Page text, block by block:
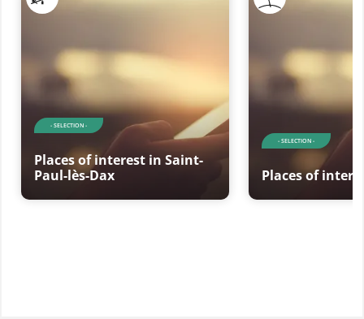
- SELECTION -
Places of interest in Saint-
Paul-lès-Dax
- SELECTION -
Places of